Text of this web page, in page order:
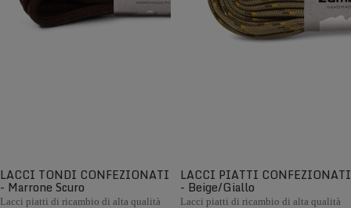
LACCI TONDI CONFEZIONATI
- Marrone Scuro
Lacci piatti di ricambio di alta qualità
LACCI PIATTI CONFEZIONATI
- Beige/Giallo
Lacci piatti di ricambio di alta qualità